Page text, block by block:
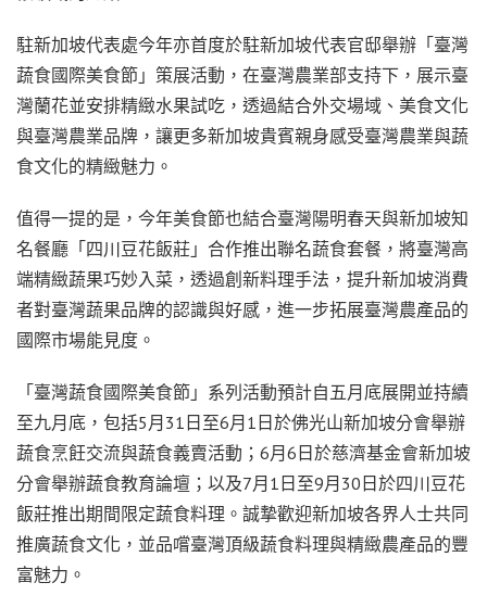
駐新加坡代表處今年亦首度於駐新加坡代表官邸舉辦「臺灣
蔬食國際美食節」策展活動，在臺灣農業部支持下，展示臺
灣蘭花並安排精緻水果試吃，透過結合外交場域、美食文化
與臺灣農業品牌，讓更多新加坡貴賓親身感受臺灣農業與蔬
食文化的精緻魅力。
值得一提的是，今年美食節也結合臺灣陽明春天與新加坡知
名餐廳「四川豆花飯莊」合作推出聯名蔬食套餐，將臺灣高
端精緻蔬果巧妙入菜，透過創新料理手法，提升新加坡消費
者對臺灣蔬果品牌的認識與好感，進一步拓展臺灣農產品的
國際市場能見度。
「臺灣蔬食國際美食節」系列活動預計自五月底展開並持續
至九月底，包括5月31日至6月1日於佛光山新加坡分會舉辦
蔬食烹飪交流與蔬食義賣活動；6月6日於慈濟基金會新加坡
分會舉辦蔬食教育論壇；以及7月1日至9月30日於四川豆花
飯莊推出期間限定蔬食料理。誠摯歡迎新加坡各界人士共同
推廣蔬食文化，並品嚐臺灣頂級蔬食料理與精緻農產品的豐
富魅力。